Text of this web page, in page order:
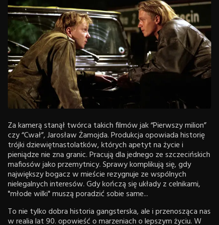
Za kamerą stanął twórca takich filmów jak “Pierwszy milion”
czy “Cwał”, Jarosław Żamojda. Produkcja opowiada historię
trójki dziewiętnastolatków, których apetyt na życie i
pieniądze nie zna granic. Pracują dla jednego ze szczecińskich
mafiosów jako przemytnicy. Sprawy komplikują się, gdy
największy bogacz w mieście rezygnuje ze wspólnych
nielegalnych interesów. Gdy kończą się układy z celnikami,
"młode wilki" muszą poradzić sobie same...
To nie tylko dobra historia gangsterska, ale i przenosząca nas
w realia lat 90. opowieść o marzeniach o lepszym życiu. W